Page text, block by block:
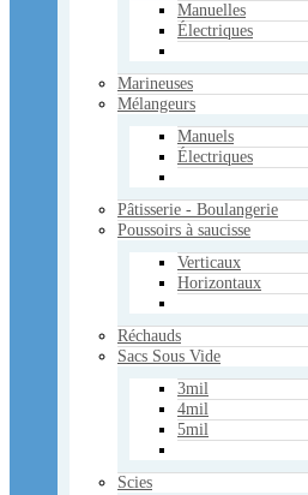
Victorinox
Fibrox
Bois de Rose
Accessoires
Services pour les supermarchés
Manuelles
Électriques
Marineuses
Mélangeurs
Manuels
Électriques
Pâtisserie - Boulangerie
Poussoirs à saucisse
Verticaux
Horizontaux
Réchauds
Sacs Sous Vide
3mil
4mil
5mil
Scies